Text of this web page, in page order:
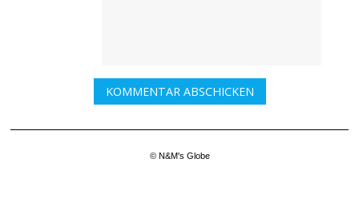
© N&M's Globe